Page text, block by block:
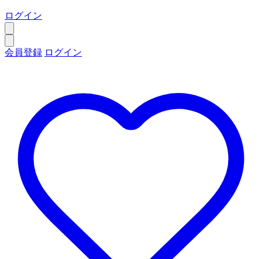
ログイン
会員登録 ログイン